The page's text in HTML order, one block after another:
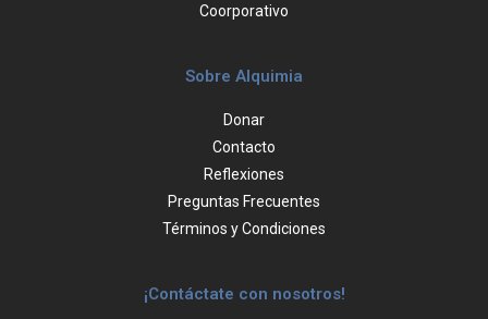
Coorporativo
Sobre Alquimia
Donar
Contacto
Reflexiones
Preguntas Frecuentes
Términos y Condiciones
¡Contáctate con nosotros!